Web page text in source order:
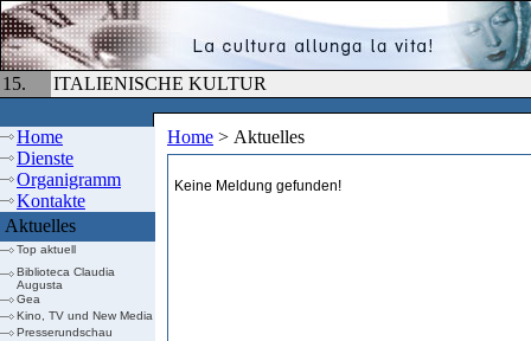
15. ITALIENISCHE KULTUR
Home
Dienste
Organigramm
Kontakte
Aktuelles
Top aktuell
Biblioteca Claudia
Augusta
Gea
Kino, TV und New Media
Presserundschau
Home > Aktuelles
Keine Meldung gefunden!